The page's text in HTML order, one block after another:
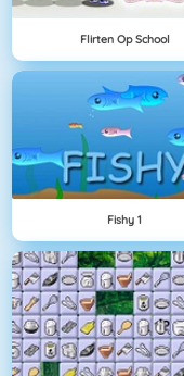
Flirten Op School
Fishy 1